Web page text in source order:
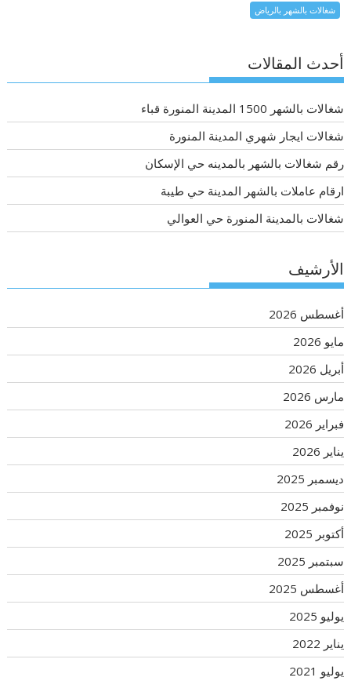
شغالات بالشهر بالرياض
أحدث المقالات
شغالات بالشهر 1500 المدينة المنورة قباء
شغالات ايجار شهري المدينة المنورة
رقم شغالات بالشهر بالمدينه حي الإسكان
ارقام عاملات بالشهر المدينة حي طيبة
شغالات بالمدينة المنورة حي العوالي
الأرشيف
أغسطس 2026
مايو 2026
أبريل 2026
مارس 2026
فبراير 2026
يناير 2026
ديسمبر 2025
نوفمبر 2025
أكتوبر 2025
سبتمبر 2025
أغسطس 2025
يوليو 2025
يناير 2022
يوليو 2021